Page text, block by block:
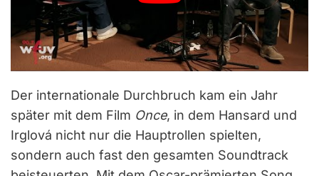
Der internationale Durchbruch kam ein Jahr
später mit dem Film Once, in dem Hansard und
Irglová nicht nur die Hauptrollen spielten,
sondern auch fast den gesamten Soundtrack